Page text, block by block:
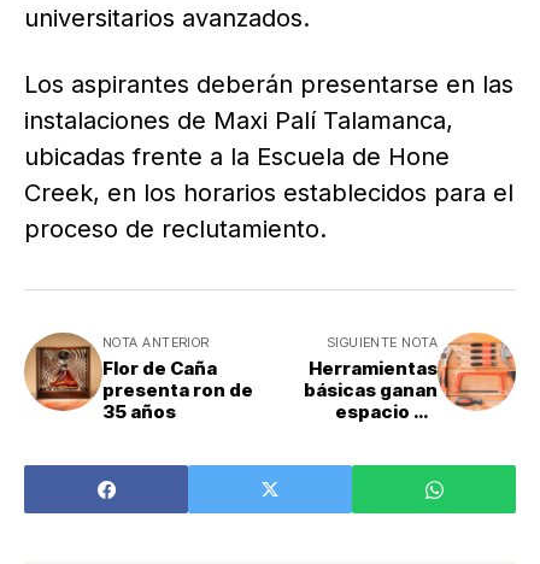
universitarios avanzados.
Los aspirantes deberán presentarse en las
instalaciones de Maxi Palí Talamanca,
ubicadas frente a la Escuela de Hone
Creek, en los horarios establecidos para el
proceso de reclutamiento.
NOTA ANTERIOR
Flor de Caña
presenta ron de
35 años
SIGUIENTE NOTA
Herramientas
básicas ganan
espacio en